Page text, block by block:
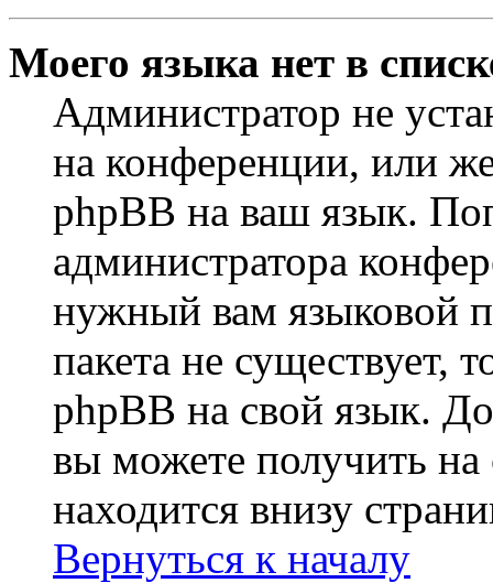
Моего языка нет в
Администратор не
на конференции, или
phpBB на ваш язык.
администратора
нужный вам языковой
пакета не существует,
phpBB на свой язык.
вы можете получить на
находится внизу
Вернуться к началу